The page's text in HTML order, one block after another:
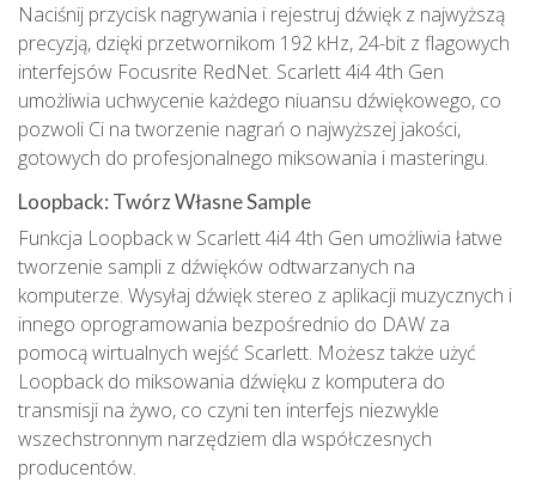
Naciśnij przycisk nagrywania i rejestruj dźwięk z najwyższą
precyzją, dzięki przetwornikom 192 kHz, 24-bit z flagowych
interfejsów Focusrite RedNet. Scarlett 4i4 4th Gen
umożliwia uchwycenie każdego niuansu dźwiękowego, co
pozwoli Ci na tworzenie nagrań o najwyższej jakości,
gotowych do profesjonalnego miksowania i masteringu.
Loopback: Twórz Własne Sample
Funkcja Loopback w Scarlett 4i4 4th Gen umożliwia łatwe
tworzenie sampli z dźwięków odtwarzanych na
komputerze. Wysyłaj dźwięk stereo z aplikacji muzycznych i
innego oprogramowania bezpośrednio do DAW za
pomocą wirtualnych wejść Scarlett. Możesz także użyć
Loopback do miksowania dźwięku z komputera do
transmisji na żywo, co czyni ten interfejs niezwykle
wszechstronnym narzędziem dla współczesnych
producentów.